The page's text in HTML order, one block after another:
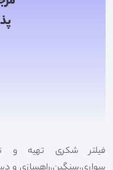
فیلتر شکری تهیه و